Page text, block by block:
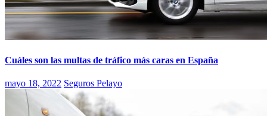
Cuáles son las multas de tráfico más caras en España
mayo 18, 2022 Seguros Pelayo